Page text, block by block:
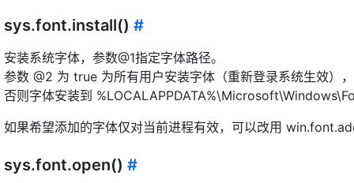
sys.font.install() #
安装系统字体，参数@1指定字体路径。
参数 @2 为 true 为所有用户安装字体（重新登录系统生效）
否则字体安装到
如果希望添加的字体仅对当前进程有效，可以改用
sys.font.open() #